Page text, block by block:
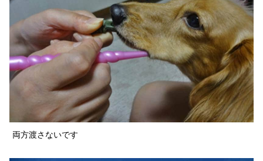
両方渡さないです